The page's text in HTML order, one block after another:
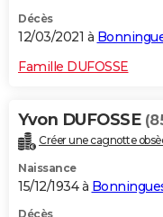
Décès
12/03/2021 à
Famille DUFOSSE
Yvon DUFOSSE
Créer une cagnotte
Naissance
15/12/1934 à
Décès